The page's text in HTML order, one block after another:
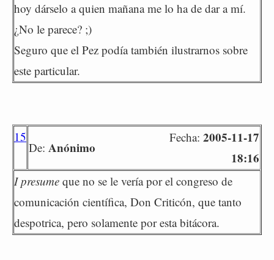
hoy dárselo a quien mañana me lo ha de dar a mí.
¿No le parece? ;)
Seguro que el Pez podía también ilustrarnos sobre
este particular.
15
De: Anónimo
Fecha: 2005-11-17
18:16
I presume que no se le vería por el congreso de
comunicación científica, Don Criticón, que tanto
despotrica, pero solamente por esta bitácora.